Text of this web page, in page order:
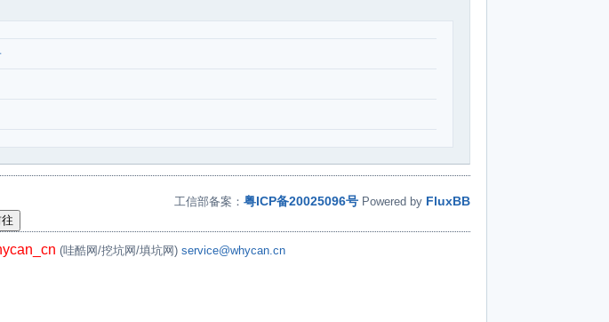
工信部备案： 粤ICP备20025096号 Powered by FluxBB
(哇酷网/挖坑网/填坑网) service@whycan.cn